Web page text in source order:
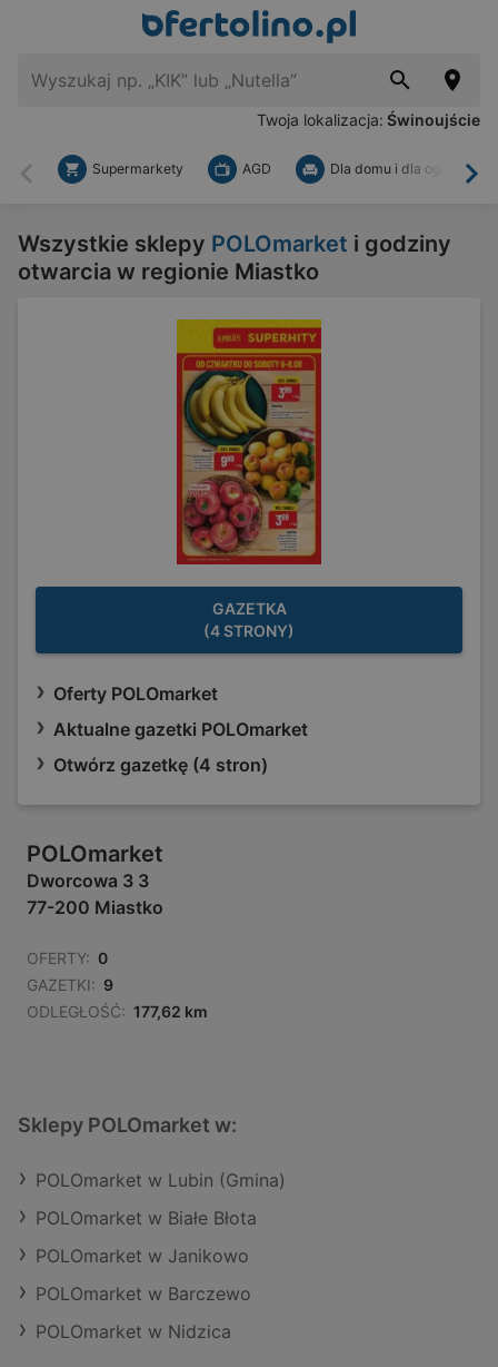
Twoja lokalizacja: Świnoujście
Wstecz
Supermarkety AGD Dla domu i dla ogrodu
Wszystkie sklepy POLOmarket i godziny
otwarcia w regionie Miastko
GAZETKA
(4 STRONY)
Oferty POLOmarket
Aktualne gazetki POLOmarket
Otwórz gazetkę (4 stron)
POLOmarket
Dworcowa 3 3
77-200 Miastko
OFERTY: 0
GAZETKI: 9
ODLEGŁOŚĆ: 177,62 km
Sklepy POLOmarket w:
POLOmarket w Lubin (Gmina)
POLOmarket w Białe Błota
POLOmarket w Janikowo
POLOmarket w Barczewo
POLOmarket w Nidzica